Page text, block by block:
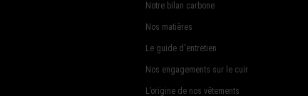
Notre bilan carbone
Nos matières
Le guide d'entretien
Nos engagements sur le cuir
L’origine de nos vêtements